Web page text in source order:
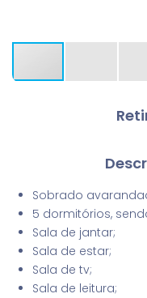
Sobrado
5 dormitórios,
Sala de jantar;
Sala de estar;
Sala de tv;
Sala de leitura;